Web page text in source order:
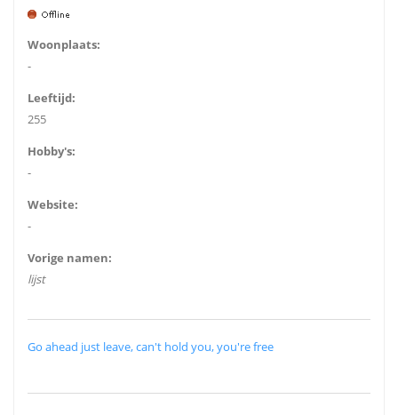
Woonplaats:
-
Leeftijd:
255
Hobby's:
-
Website:
-
Vorige namen:
lijst
Go ahead just leave, can't hold you, you're free